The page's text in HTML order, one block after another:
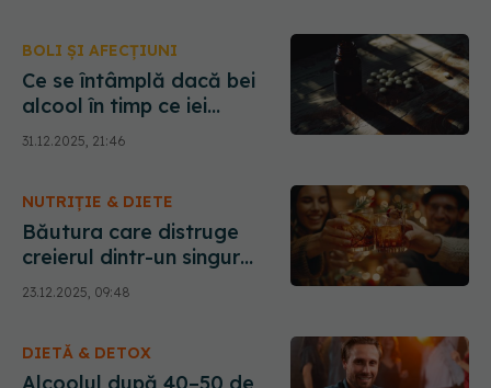
BOLI ȘI AFECȚIUNI
Ce se întâmplă dacă bei
alcool în timp ce iei
tratament pentru boli
cronice
31.12.2025, 21:46
NUTRIȚIE & DIETE
Băutura care distruge
creierul dintr-un singur
pahar. Stroescu: Face rană
peste tot, arde,
23.12.2025, 09:48
DIETĂ & DETOX